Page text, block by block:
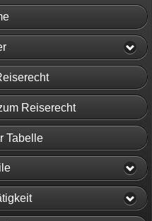
Reiserecht
Tabelle